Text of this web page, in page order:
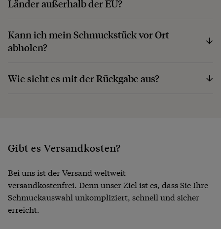
Länder außerhalb der EU?
Kann ich mein Schmuckstück vor Ort
abholen?
Wie sieht es mit der Rückgabe aus?
Gibt es Versandkosten?
Bei uns ist der Versand weltweit
versandkostenfrei. Denn unser Ziel ist es, dass Sie Ihre
Schmuckauswahl unkompliziert, schnell und sicher
erreicht.